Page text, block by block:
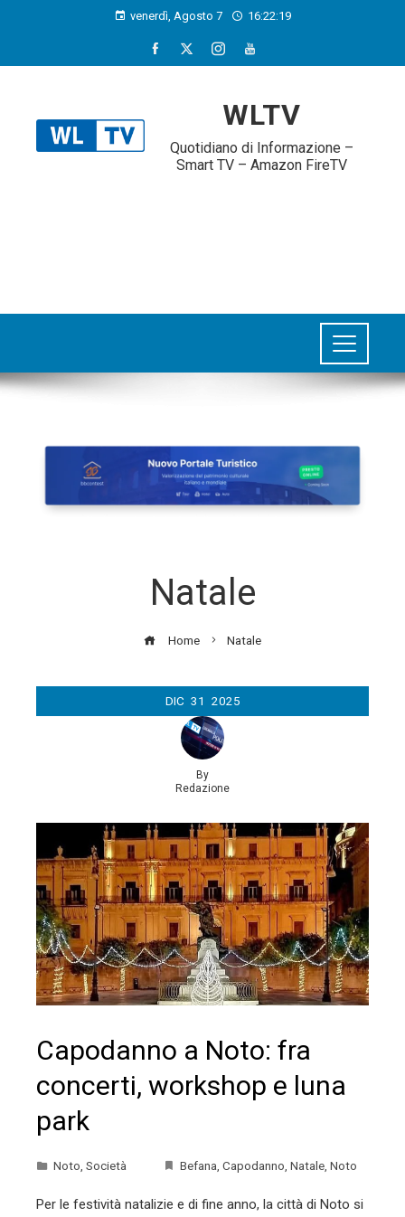
venerdì, Agosto 7 16:22:20
WLTV
Quotidiano di Informazione –
Smart TV – Amazon FireTV
Natale
Home Natale
DIC 31 2025
By
Redazione
Capodanno a Noto: fra
concerti, workshop e luna
park
Noto, Società Befana, Capodanno, Natale, Noto
Per le festività natalizie e di fine anno, la città di Noto si